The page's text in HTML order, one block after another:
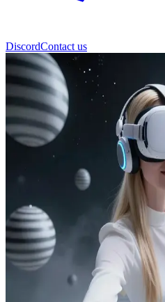
DiscordContact us